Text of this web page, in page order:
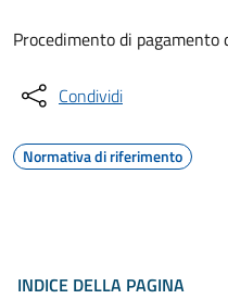
Procedimento di pagamento
Condividi
Normativa di riferimento
INDICE DELLA PAGINA